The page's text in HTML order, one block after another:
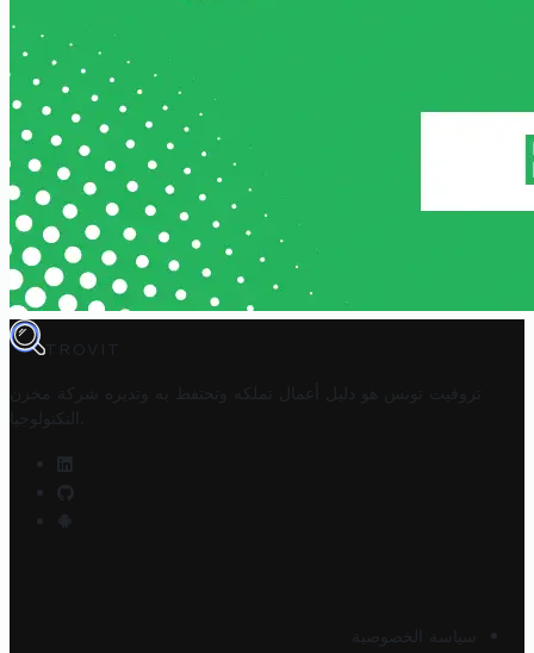
TROVIT
تروفيت تونس هو دليل أعمال تملكه وتحتفظ به وتديره
شركة مخزن
التكنولوجيا
سياسة الخصوصية